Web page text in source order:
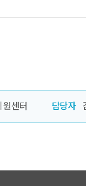
센터 담당자